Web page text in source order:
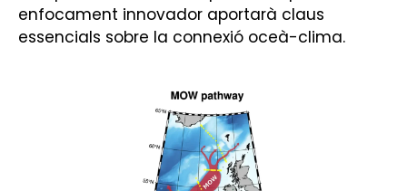
enfocament innovador aportarà claus
essencials sobre la connexió oceà-clima.